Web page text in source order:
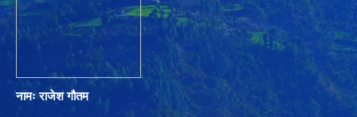
नामः राजेश गौतम